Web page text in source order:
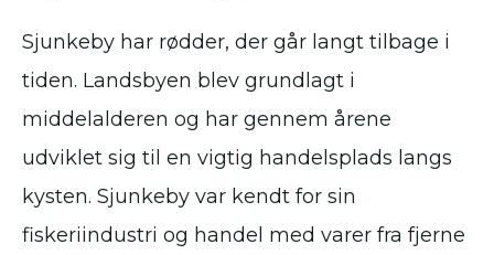
Sjunkeby har rødder, der går langt tilbage i
tiden. Landsbyen blev grundlagt i
middelalderen og har gennem årene
udviklet sig til en vigtig handelsplads langs
kysten. Sjunkeby var kendt for sin
fiskeriindustri og handel med varer fra fjerne